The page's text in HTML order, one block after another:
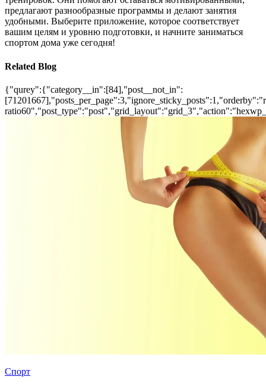
предлагают разнообразные программы и делают занятия
удобными. Выберите приложение, которое соответствует
вашим целям и уровню подготовки, и начните заниматься
спортом дома уже сегодня!
Related Blog
{"qurey":{"category__in":[84],"post__not_in":
Спорт